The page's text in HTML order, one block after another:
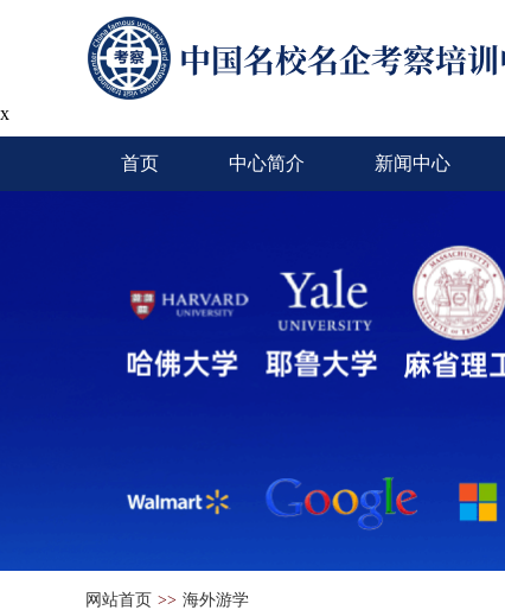
x
首页 中心简介 新闻中心
网站首页 >> 海外游学